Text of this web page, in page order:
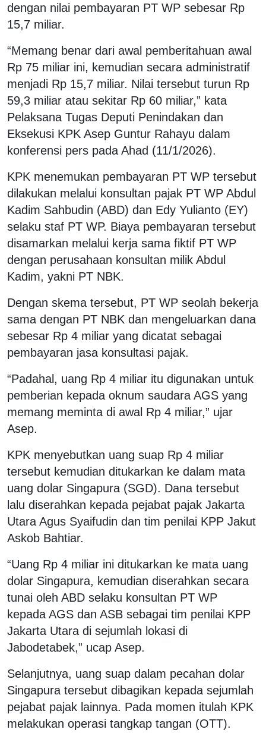
dengan nilai pembayaran PT WP sebesar Rp
15,7 miliar.
“Memang benar dari awal pemberitahuan awal
Rp 75 miliar ini, kemudian secara administratif
menjadi Rp 15,7 miliar. Nilai tersebut turun Rp
59,3 miliar atau sekitar Rp 60 miliar,” kata
Pelaksana Tugas Deputi Penindakan dan
Eksekusi KPK Asep Guntur Rahayu dalam
konferensi pers pada Ahad (11/1/2026).
KPK menemukan pembayaran PT WP tersebut
dilakukan melalui konsultan pajak PT WP Abdul
Kadim Sahbudin (ABD) dan Edy Yulianto (EY)
selaku staf PT WP. Biaya pembayaran tersebut
disamarkan melalui kerja sama fiktif PT WP
dengan perusahaan konsultan milik Abdul
Kadim, yakni PT NBK.
Dengan skema tersebut, PT WP seolah bekerja
sama dengan PT NBK dan mengeluarkan dana
sebesar Rp 4 miliar yang dicatat sebagai
pembayaran jasa konsultasi pajak.
“Padahal, uang Rp 4 miliar itu digunakan untuk
pemberian kepada oknum saudara AGS yang
memang meminta di awal Rp 4 miliar,” ujar
Asep.
KPK menyebutkan uang suap Rp 4 miliar
tersebut kemudian ditukarkan ke dalam mata
uang dolar Singapura (SGD). Dana tersebut
lalu diserahkan kepada pejabat pajak Jakarta
Utara Agus Syaifudin dan tim penilai KPP Jakut
Askob Bahtiar.
“Uang Rp 4 miliar ini ditukarkan ke mata uang
dolar Singapura, kemudian diserahkan secara
tunai oleh ABD selaku konsultan PT WP
kepada AGS dan ASB sebagai tim penilai KPP
Jakarta Utara di sejumlah lokasi di
Jabodetabek,” ucap Asep.
Selanjutnya, uang suap dalam pecahan dolar
Singapura tersebut dibagikan kepada sejumlah
pejabat pajak lainnya. Pada momen itulah KPK
melakukan operasi tangkap tangan (OTT).